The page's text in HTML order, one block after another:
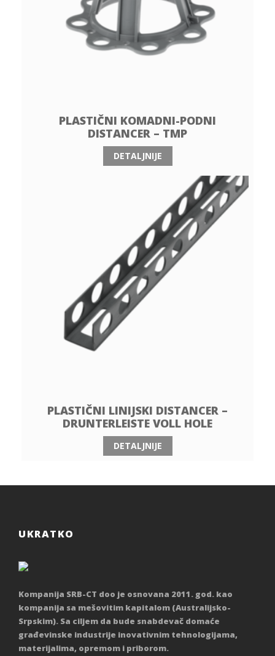
PLASTIČNI KOMADNI-PODNI
DISTANCER – TMP
DETALJNIJE
PLASTIČNI LINIJSKI DISTANCER –
DRUNTERLEISTE VOLL HOLE
DETALJNIJE
UKRATKO
Kompanija SRB-CT doo je osnovana 2011. god. kao
kompanija sa mešovitim kapitalom (Australijsko-
Srpskim). Sa ciljem da bude snabdevač domaće
građevinske industrije inovativnim tehnologijama,
materijalima, opremom i priborom.